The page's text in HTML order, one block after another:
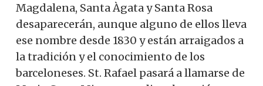
Magdalena, Santa Àgata y Santa Rosa
desaparecerán, aunque alguno de ellos lleva
ese nombre desde 1830 y están arraigados a
la tradición y el conocimiento de los
barceloneses. St. Rafael pasará a llamarse de